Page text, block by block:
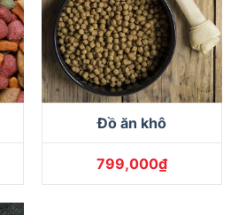
Đồ ăn khô
799,000₫